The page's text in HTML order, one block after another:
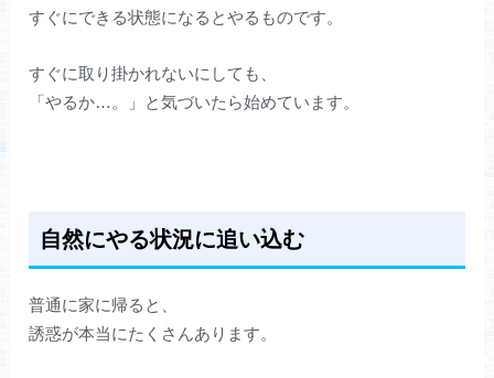
すぐにできる状態になるとやるものです。
すぐに取り掛かれないにしても、
「やるか…。」と気づいたら始めています。
自然にやる状況に追い込む
普通に家に帰ると、
誘惑が本当にたくさんあります。